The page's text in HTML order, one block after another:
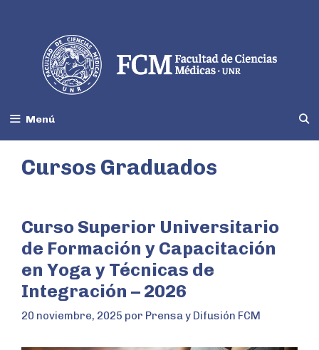
Menú
Cursos Graduados
Curso Superior Universitario
de Formación y Capacitación
en Yoga y Técnicas de
Integración – 2026
20 noviembre, 2025 por Prensa y Difusión FCM